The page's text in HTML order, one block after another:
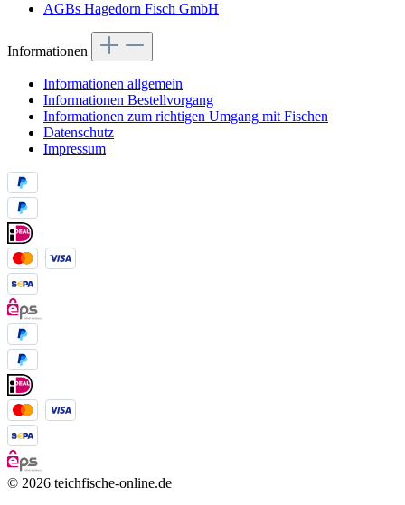
AGBs Hagedorn Fisch GmbH
Informationen
Informationen allgemein
Informationen Bestellvorgang
Informationen zum richtigen Umgang mit Fischen
Datenschutz
Impressum
© 2026 teichfische-online.de